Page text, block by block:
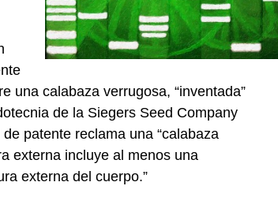
una calabaza verrugosa, “inventada”
de la Siegers Seed Company
patente reclama una “calabaza
externa incluye al menos una
externa del cuerpo.”